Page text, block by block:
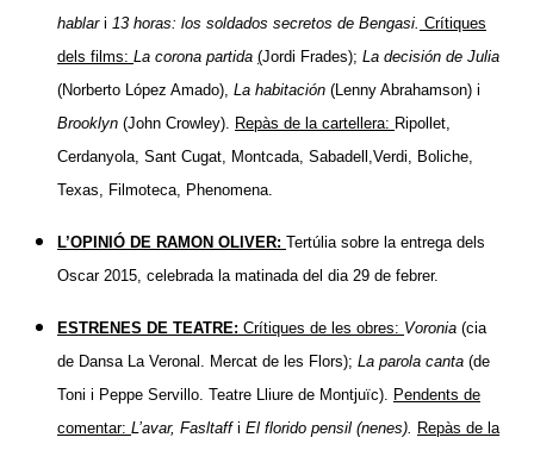
hablar i 13 horas: los soldados secretos de Bengasi. Crítiques
dels films: La corona partida (Jordi Frades); La decisión de Julia
(Norberto López Amado), La habitación (Lenny Abrahamson) i
Brooklyn (John Crowley). Repàs de la cartellera: Ripollet,
Cerdanyola, Sant Cugat, Montcada, Sabadell,Verdi, Boliche,
Texas, Filmoteca, Phenomena.
L’OPINIÓ DE RAMON OLIVER: Tertúlia sobre la entrega dels
Oscar 2015, celebrada la matinada del dia 29 de febrer.
ESTRENES DE TEATRE: Crítiques de les obres: Voronia (cia
de Dansa La Veronal. Mercat de les Flors); La parola canta (de
Toni i Peppe Servillo. Teatre Lliure de Montjuïc).
Pendents de
comentar: L’avar, Fasltaff i El florido pensil (nenes).
Repàs de la